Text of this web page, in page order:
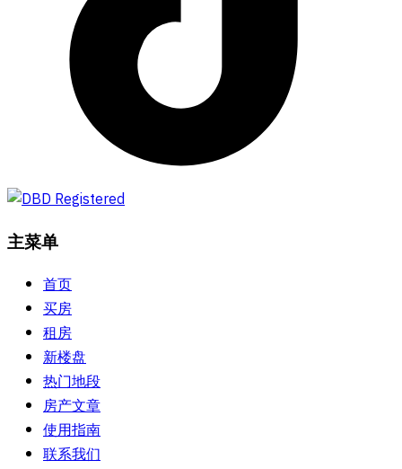
主菜单
首页
买房
租房
新楼盘
热门地段
房产文章
使用指南
联系我们